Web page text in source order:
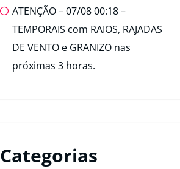
ATENÇÃO – 07/08 00:18 –
TEMPORAIS com RAIOS, RAJADAS
DE VENTO e GRANIZO nas
próximas 3 horas.
Categorias